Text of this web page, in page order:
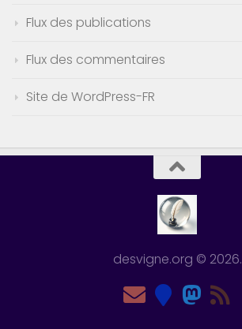
Flux des publications
Flux des commentaires
Site de WordPress-FR
desvigne.org © 2026.